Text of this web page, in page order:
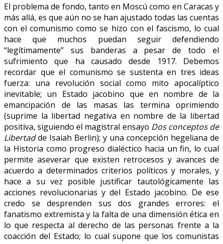
El problema de fondo, tanto en Moscú como en Caracas y
más allá, es que aún no se han ajustado todas las cuentas
con el comunismo como se hizo con el fascismo, lo cual
hace que muchos puedan seguir defendiendo
“legítimamente” sus banderas a pesar de todo el
sufrimiento que ha causado desde 1917. Debemos
recordar que el comunismo se sustenta en tres ideas
fuerza: una revolución social como mito apocalíptico
inevitable; un Estado jacobino que en nombre de la
emancipación de las masas las termina oprimiendo
(suprime la libertad negativa en nombre de la libertad
positiva, siguiendo el magistral ensayo Dos conceptos de
Libertadde Isaiah Berlin); y una concepción hegeliana de
la Historia como progreso dialéctico hacia un fin, lo cual
permite aseverar que existen retrocesos y avances de
acuerdo a determinados criterios políticos y morales, y
hace a su vez posible justificar tautológicamente las
acciones revolucionarias y del Estado jacobino. De ese
credo se desprenden sus dos grandes errores: el
fanatismo extremista y la falta de una dimensión ética en
lo que respecta al derecho de las personas frente a la
coacción del Estado; lo cual supone que los comunistas